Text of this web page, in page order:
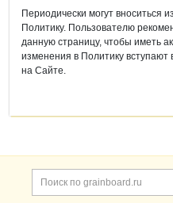
Периодически могут вноситься
Политику. Пользователю
данную страницу, чтобы иметь
изменения в Политику
на Сайте.
Дополнительная